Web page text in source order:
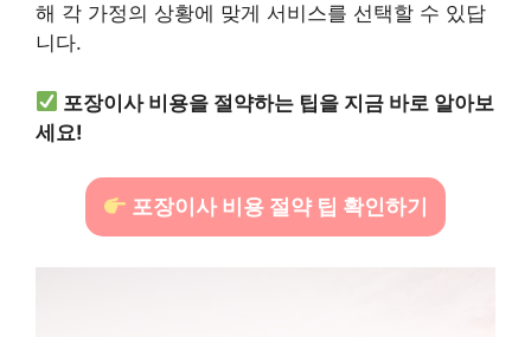
해 각 가정의 상황에 맞게 서비스를 선택할 수 있답
니다.
포장이사 비용을 절약하는 팁을 지금 바로 알아보
세요!
포장이사 비용 절약 팁 확인하기